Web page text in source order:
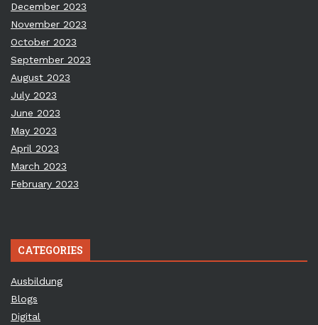
December 2023
November 2023
October 2023
September 2023
August 2023
July 2023
June 2023
May 2023
April 2023
March 2023
February 2023
CATEGORIES
Ausbildung
Blogs
Digital